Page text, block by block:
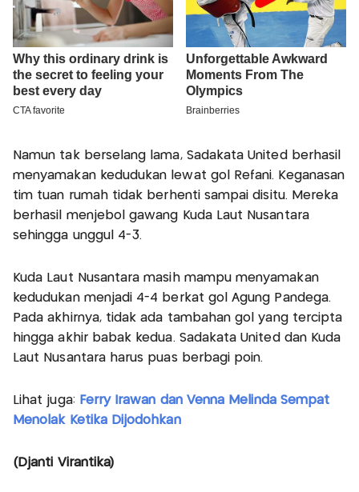
Namun tak berselang lama, Sadakata United berhasil
menyamakan kedudukan lewat gol Refani. Keganasan
tim tuan rumah tidak berhenti sampai disitu. Mereka
berhasil menjebol gawang Kuda Laut Nusantara
sehingga unggul 4-3.
Kuda Laut Nusantara masih mampu menyamakan
kedudukan menjadi 4-4 berkat gol Agung Pandega.
Pada akhirnya, tidak ada tambahan gol yang tercipta
hingga akhir babak kedua. Sadakata United dan Kuda
Laut Nusantara harus puas berbagi poin.
Lihat juga: Ferry Irawan dan Venna Melinda Sempat
Menolak Ketika Dijodohkan
(Djanti Virantika)